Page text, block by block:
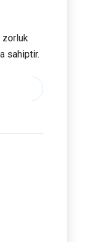
zorluk
sahiptir.